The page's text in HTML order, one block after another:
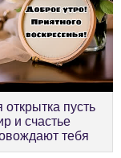
открытка пусть
и счастье
тебя